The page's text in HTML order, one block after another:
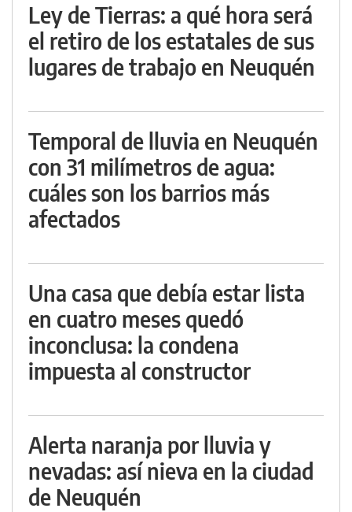
Ley de Tierras: a qué hora será
el retiro de los estatales de sus
lugares de trabajo en Neuquén
Temporal de lluvia en Neuquén
con 31 milímetros de agua:
cuáles son los barrios más
afectados
Una casa que debía estar lista
en cuatro meses quedó
inconclusa: la condena
impuesta al constructor
Alerta naranja por lluvia y
nevadas: así nieva en la ciudad
de Neuquén